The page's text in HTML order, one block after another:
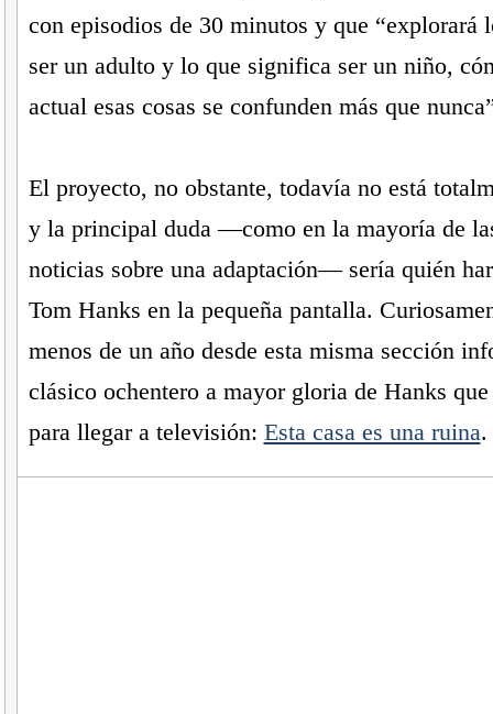
con episodios de 30 minutos y que “explorará
ser un adulto y lo que significa ser un niño,
actual esas cosas se confunden más que
El proyecto, no obstante, todavía no está
y la principal duda —como en la mayoría de
noticias sobre una adaptación— sería quién
Tom Hanks en la pequeña pantalla.
menos de un año desde esta misma sección
clásico ochentero a mayor gloria de Hanks
para llegar a televisión: Esta casa es una ruina.